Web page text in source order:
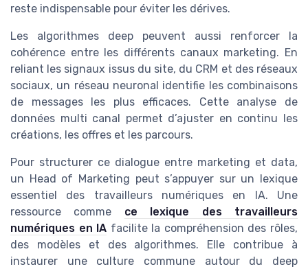
reste indispensable pour éviter les dérives.
Les algorithmes deep peuvent aussi renforcer la
cohérence entre les différents canaux marketing. En
reliant les signaux issus du site, du CRM et des réseaux
sociaux, un réseau neuronal identifie les combinaisons
de messages les plus efficaces. Cette analyse de
données multi canal permet d’ajuster en continu les
créations, les offres et les parcours.
Pour structurer ce dialogue entre marketing et data,
un Head of Marketing peut s’appuyer sur un lexique
essentiel des travailleurs numériques en IA. Une
ressource comme ce lexique des travailleurs
numériques en IA facilite la compréhension des rôles,
des modèles et des algorithmes. Elle contribue à
instaurer une culture commune autour du deep